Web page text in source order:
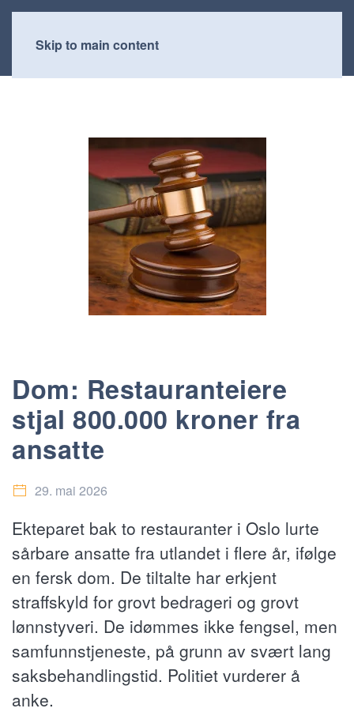
Skip to main content
Dom: Restauranteiere
stjal 800.000 kroner fra
ansatte
29. mai 2026
Ekteparet bak to restauranter i Oslo lurte
sårbare ansatte fra utlandet i flere år, ifølge
en fersk dom. De tiltalte har erkjent
straffskyld for grovt bedrageri og grovt
lønnstyveri. De idømmes ikke fengsel, men
samfunnstjeneste, på grunn av svært lang
saksbehandlingstid. Politiet vurderer å
anke.